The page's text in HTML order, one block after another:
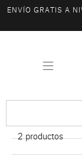
ENVÍO GRATIS A
2 productos